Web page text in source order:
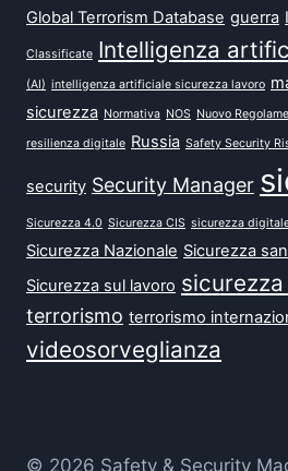
Global Terrorism Database guerra
Classificate Intelligenza
(AI) intelligenza artificiale sicurezza lavoro
sicurezza Normativa NOS Nuovo
resilienza digitale Russia Safety Security
security Security Manager
Sicurezza 4.0 Sicurezza CIS sicurezza
Sicurezza Nazionale Sicurezza
Sicurezza sul lavoro
terrorismo terrorismo
videosorveglianza
© 2026 Safety & Security